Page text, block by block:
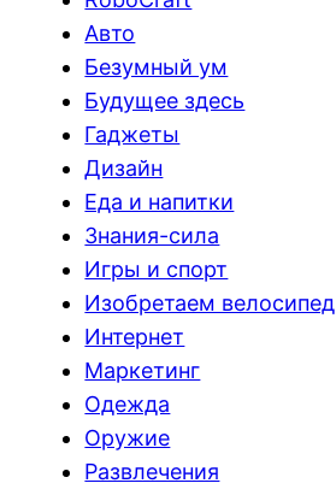
Авто
Безумный ум
Будущее здесь
Гаджеты
Дизайн
Еда и напитки
Знания-сила
Игры и спорт
Изобретаем велосипед
Интернет
Маркетинг
Одежда
Оружие
Развлечения